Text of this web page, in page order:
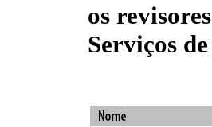
os
Serviços